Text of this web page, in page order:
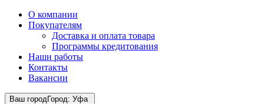
О компании
Покупателям
Доставка и оплата товара
Программы кредитования
Наши работы
Контакты
Вакансии
Ваш городГород: Уфа